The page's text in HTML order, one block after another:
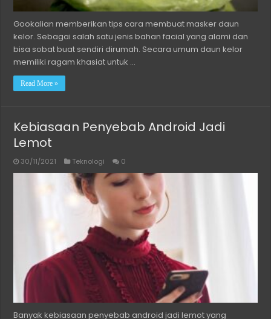
Gookalian memberikan tips cara membuat masker daun
kelor. Sebagai salah satu jenis bahan facial yang alami dan
bisa sobat buat sendiri dirumah. Secara umum daun kelor
memiliki ragam khasiat untuk …
Read More »
Kebiasaan Penyebab Android Jadi
Lemot
30/11/2021 Teknologi 0
Banyak kebiasaan penyebab android jadi lemot yang